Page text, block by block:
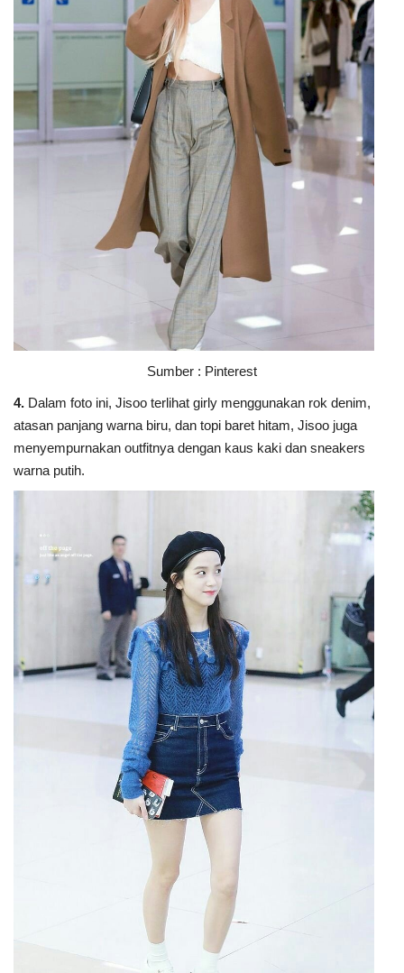
Sumber : Pinterest
4. Dalam foto ini, Jisoo terlihat girly menggunakan rok denim,
atasan panjang warna biru, dan topi baret hitam, Jisoo juga
menyempurnakan outfitnya dengan kaus kaki dan sneakers
warna putih.